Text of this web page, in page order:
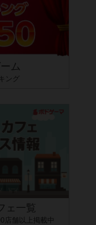
ム
ング
ェ一覧
店舗以上掲載中